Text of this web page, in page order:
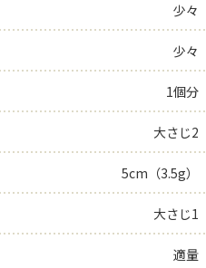
よくあるお問い合わせ
お買い物
少々
少々
1個分
大さじ2
5cm（3.5g）
大さじ1
適量